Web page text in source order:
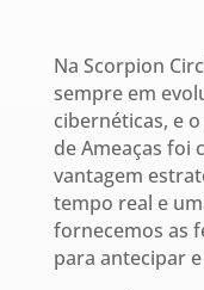
Na Scorpion
sempre em
cibernéticas, e
de Ameaças foi
vantagem
tempo real e
fornecemos as
para antecipar